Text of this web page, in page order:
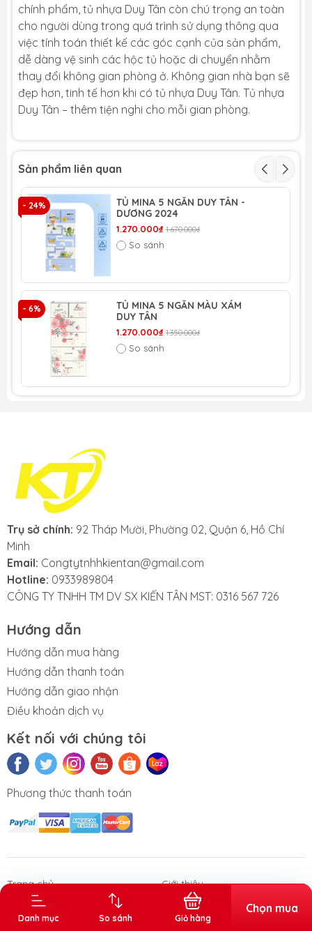
nghiệp
Danh mục So sánh Giỏ hàng
Chọn mua
chính phẩm, tủ nhựa Duy Tân còn chú trọng an toàn
cho người dùng trong quá trình sử dụng thông qua
việc tính toán thiết kế các góc cạnh của sản phẩm,
dễ dàng vệ sinh các hộc tủ hoặc di chuyển nhằm
thay đổi không gian phòng ở. Không gian nhà bạn sẽ
đẹp hơn, tinh tế hơn khi có tủ nhựa Duy Tân. Tủ nhựa
Duy Tân – thêm tiện nghi cho mỗi gian phòng.
Sản phẩm liên quan
- 24%
TỦ MINA 5 NGĂN DUY TÂN -
DƯƠNG 2024
1.270.000₫ 1.670.000₫
So sánh
- 6%
TỦ MINA 5 NGĂN MÀU XÁM
DUY TÂN
1.270.000₫ 1.350.000₫
So sánh
Trụ sở chính: 92 Tháp Mười, Phường 02, Quận 6, Hồ Chí
Minh
Email: Congtytnhhkientan@gmail.com
Hotline: 0933989804
CÔNG TY TNHH TM DV SX KIẾN TÂN MST: 0316 567 726
Hướng dẫn
Hướng dẫn mua hàng
Hướng dẫn thanh toán
Hướng dẫn giao nhận
Điều khoản dịch vụ
Kết nối với chúng tôi
Phương thức thanh toán
Trang chủ
Giới thiệu
Sản phẩm